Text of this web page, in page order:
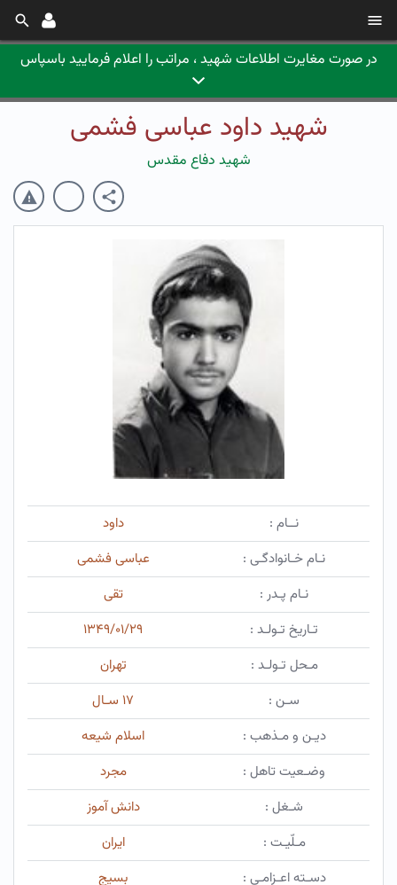
در صورت مغایرت اطلاعات شهید ، مراتب را اعلام فرمایید باسپاس
شهید داود عباسی فشمی
شهید دفاع مقدس
نــام :
داود
نـام خـانوادگـی :
عباسی فشمی
نـام پـدر :
تقی
تـاریخ تـولـد :
۱۳۴۹/۰۱/۲۹
مـحل تـولـد :
تهران
سـن :
۱۷ سـال
دیـن و مـذهب :
اسلام شیعه
وضـعیت تاهل :
مجرد
شـغل :
دانش آموز
مـلّیـت :
ایران
دسـته اعـزامـی :
بسیج